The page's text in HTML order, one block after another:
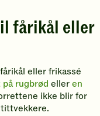
fårikål eller
eller frikassé
på rugbrød elleren
ikke blir for